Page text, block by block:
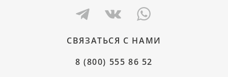
СВЯЗАТЬСЯ С НАМИ
8 (800) 555 86 52